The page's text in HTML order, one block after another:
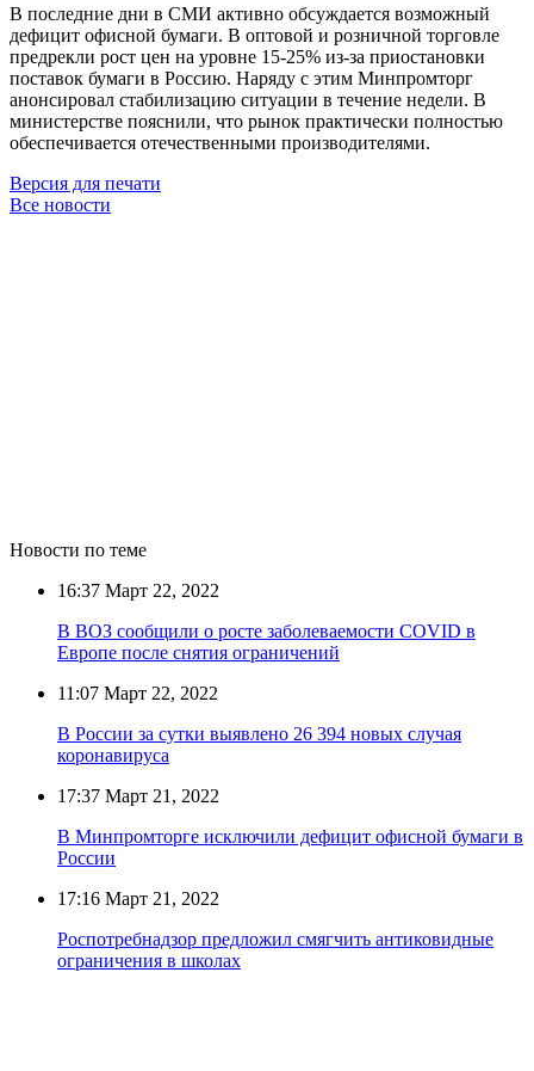
В последние дни в СМИ активно обсуждается возможный
дефицит офисной бумаги. В оптовой и розничной торговле
предрекли рост цен на уровне 15-25% из-за приостановки
поставок бумаги в Россию. Наряду с этим Минпромторг
анонсировал стабилизацию ситуации в течение недели. В
министерстве пояснили, что рынок практически полностью
обеспечивается отечественными производителями.
Версия для печати
Все новости
Новости по теме
16:37 Март 22, 2022
В ВОЗ сообщили о росте заболеваемости COVID в
Европе после снятия ограничений
11:07 Март 22, 2022
В России за сутки выявлено 26 394 новых случая
коронавируса
17:37 Март 21, 2022
В Минпромторге исключили дефицит офисной бумаги в
России
17:16 Март 21, 2022
Роспотребнадзор предложил смягчить антиковидные
ограничения в школах